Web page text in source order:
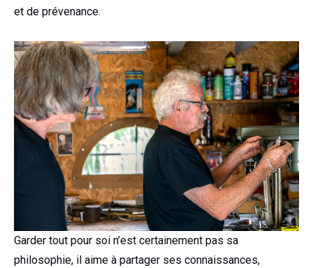
et de prévenance.
Garder tout pour soi n’est certainement pas sa
philosophie, il aime à partager ses connaissances,